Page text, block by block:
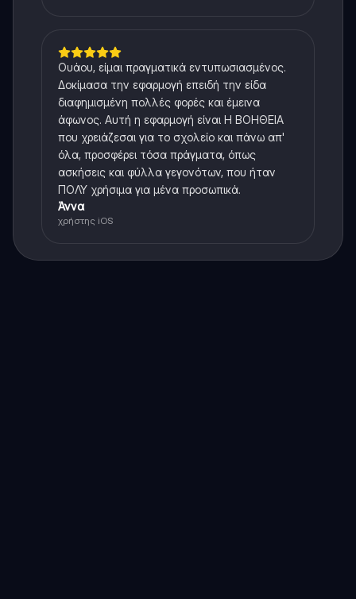
Ουάου, είμαι πραγματικά εντυπωσιασμένος.
Δοκίμασα την εφαρμογή επειδή την είδα
διαφημισμένη πολλές φορές και έμεινα
άφωνος. Αυτή η εφαρμογή είναι Η ΒΟΗΘΕΙΑ
που χρειάζεσαι για το σχολείο και πάνω απ'
όλα, προσφέρει τόσα πράγματα, όπως
ασκήσεις και φύλλα γεγονότων, που ήταν
ΠΟΛΥ χρήσιμα για μένα προσωπικά.
Άννα
χρήστης iOS